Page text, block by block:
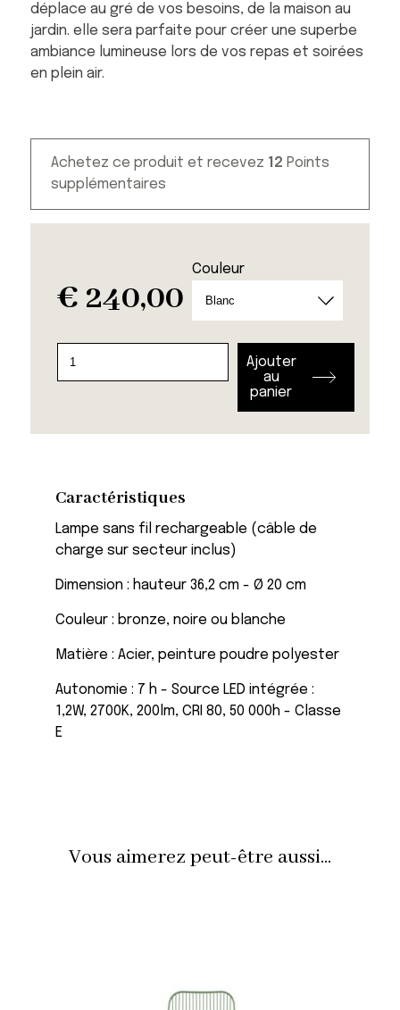
déplace au gré de vos besoins, de la maison au
jardin. elle sera parfaite pour créer une superbe
ambiance lumineuse lors de vos repas et soirées
en plein air.
Achetez ce produit et recevez 12 Points
supplémentaires
€ 240,00
Couleur
fils
Ajouter
au
panier
Caractéristiques
Lampe sans fil rechargeable (câble de
charge sur secteur inclus)
Dimension : hauteur 36,2 cm - Ø 20 cm
Couleur : bronze, noire ou blanche
Matière : Acier, peinture poudre polyester
Autonomie : 7 h - Source LED intégrée :
1,2W, 2700K, 200lm, CRI 80, 50 000h - Classe
E
Vous aimerez peut-être aussi...